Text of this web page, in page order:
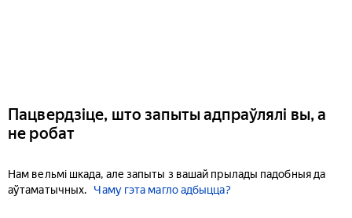
Пацвердзіце, што запыты адпраўлялі вы, а
не робат
Нам вельмі шкада, але запыты з вашай прылады падобныя да
аўтаматычных.
Чаму гэта магло адбыцца?